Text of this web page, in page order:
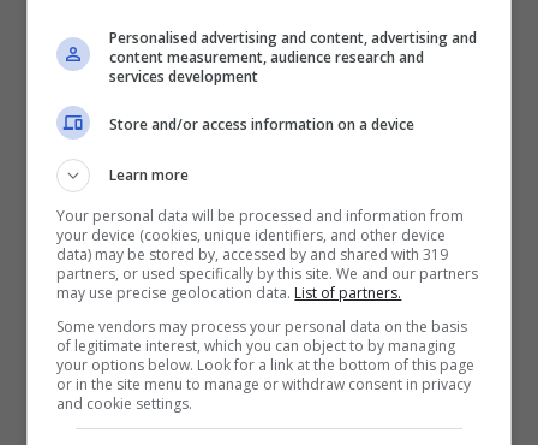
Assegno di Inclusione,
molti esclusi e già arrivano
le modifiche, ma quali
Platea ridotta e beneficio inferiore sono
alla base di un Assegno di inclusione che
non è come molti lo immaginavano. Ed i
dati di questi primi mesi di entrata in
vigore dell’Assegno di Inclusione
dimostrano come evidentemente qualcosa
Personalised advertising and content, advertising and
content measurement, audience research and
services development
Store and/or access information on a device
Learn more
Your personal data will be processed and information from
your device (cookies, unique identifiers, and other device
data) may be stored by, accessed by and shared with 319
partners, or used specifically by this site. We and our partners
may use precise geolocation data. List of partners.
Some vendors may process your personal data on the basis
of legitimate interest, which you can object to by managing
your options below. Look for a link at the bottom of this page
or in the site menu to manage or withdraw consent in privacy
and cookie settings.